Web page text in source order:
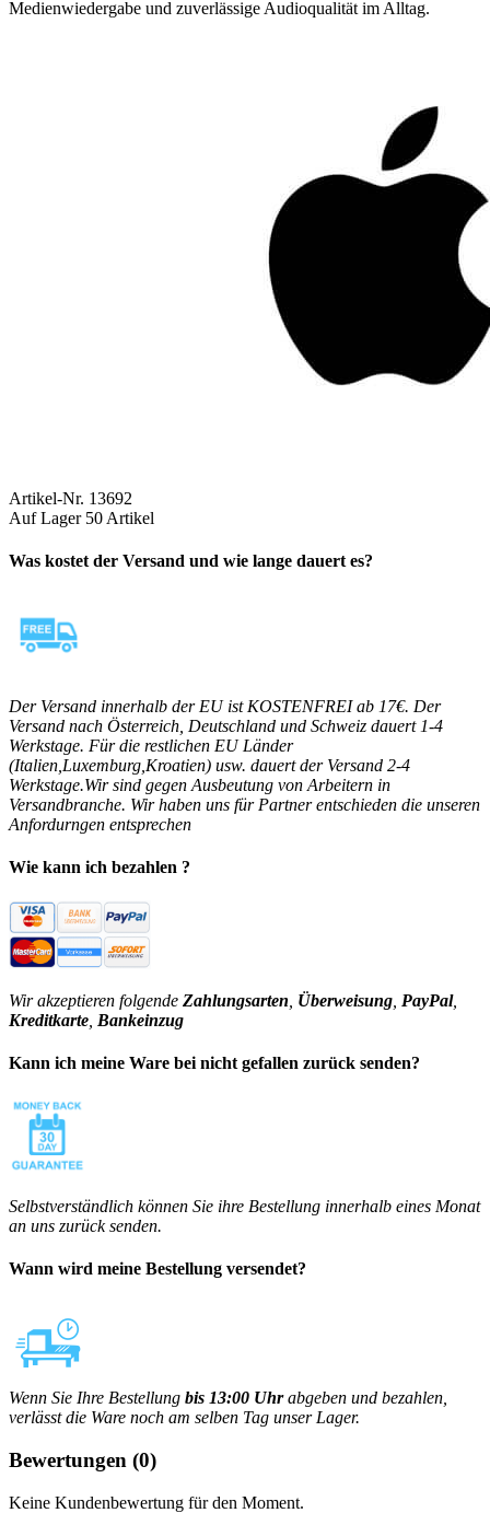
Medienwiedergabe und zuverlässige Audioqualität im Alltag.
Artikel-Nr. 13692
Auf Lager 50 Artikel
Was kostet der Versand und wie lange dauert es?
Der Versand innerhalb der EU ist KOSTENFREI ab 17€. Der
Versand nach Österreich, Deutschland und Schweiz dauert 1-4
Werkstage. Für die restlichen EU Länder
(Italien,Luxemburg,Kroatien) usw. dauert der Versand 2-4
Werkstage.Wir sind gegen Ausbeutung von Arbeitern in
Versandbranche. Wir haben uns für Partner entschieden die unseren
Anfordurngen entsprechen
Wie kann ich bezahlen ?
Wir akzeptieren folgende Zahlungsarten Überweisung PayPal,
Kreditkarte Bankeinzug
Kann ich meine Ware bei nicht gefallen zurück senden?
Selbstverständlich können Sie ihre Bestellung innerhalb eines Monat
an uns zurück senden.
Wann wird meine Bestellung versendet?
Wenn Sie Ihre Bestellung bis 13:00 Uhrabgeben und bezahlen,
verlässt die Ware noch am selben Tag unser Lager.
Bewertungen (0)
Keine Kundenbewertung für den Moment.